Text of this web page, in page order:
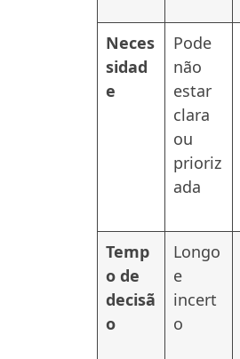
Neces
sidad
e
Pode
não
estar
clara
ou
prioriz
ada
Temp
o de
decisã
o
Longo
e
incert
o